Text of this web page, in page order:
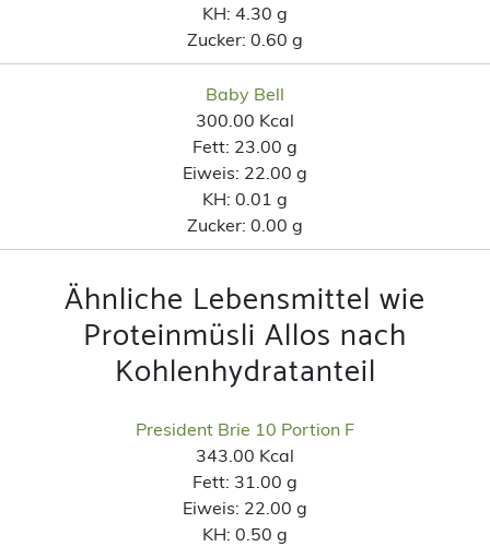
KH: 4.30 g
Zucker: 0.60 g
Baby Bell
300.00 Kcal
Fett: 23.00 g
Eiweis: 22.00 g
KH: 0.01 g
Zucker: 0.00 g
Ähnliche Lebensmittel wie
Proteinmüsli Allos nach
Kohlenhydratanteil
President Brie 10 Portion F
343.00 Kcal
Fett: 31.00 g
Eiweis: 22.00 g
KH: 0.50 g